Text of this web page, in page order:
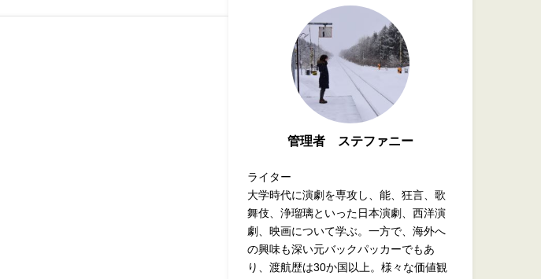
管理者 ステファニー
ライター
大学時代に演劇を専攻し、能、狂言、歌
舞伎、浄瑠璃といった日本演劇、西洋演
劇、映画について学ぶ。一方で、海外へ
の興味も深い元バックパッカーでもあ
り、渡航歴は30か国以上。様々な価値観